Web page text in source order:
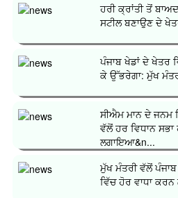
ਹਰੀ ਕ੍ਰਾਂਤੀ ਤੋਂ
ਸਟੀਲ ਬਣਾਉਣ ਦੇ
ਪੰਜਾਬ ਖੇਡਾਂ ਦੇ ਖੇਤਰ
ਕੇ ਉੱਭਰੇਗਾ: ਮੁੱਖ
ਸੀਐਮ ਮਾਨ ਦੇ
ਵੱਲੋਂ ਹਰ ਵਿਧਾਨ
ਲਗਾਇਆ&n...
ਮੁੱਖ ਮੰਤਰੀ ਵੱਲੋਂ
ਵਿੱਚ ਹੋਰ ਵਾਧਾ